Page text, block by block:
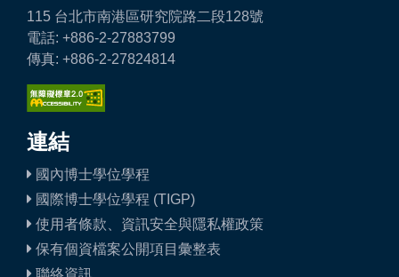
115 台北市南港區研究院路二段128號
電話: +886-2-27883799
傳真: +886-2-27824814
連結
國內博士學位學程
國際博士學位學程 (TIGP)
使用者條款、資訊安全與隱私權政策
保有個資檔案公開項目彙整表